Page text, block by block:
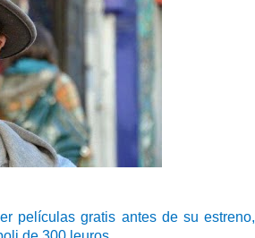
películas gratis antes de su estreno,